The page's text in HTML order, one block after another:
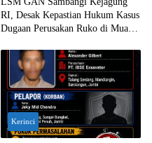
RI, Desak Kepastian Hukum Kasus
Dugaan Perusakan Ruko di Muaro
Kerinci